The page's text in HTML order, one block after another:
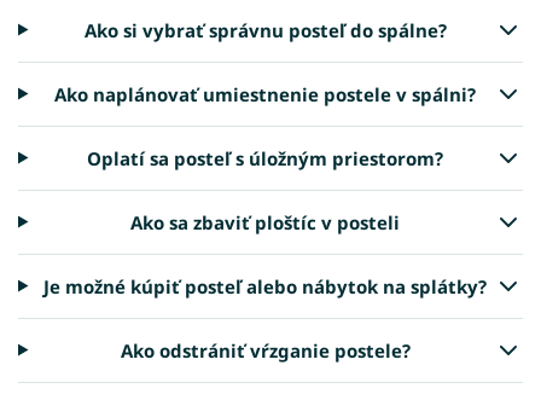
Ako si vybrať správnu posteľ do spálne?
Ako naplánovať umiestnenie postele v spálni?
Oplatí sa posteľ s úložným priestorom?
Ako sa zbaviť ploštíc v posteli
Je možné kúpiť posteľ alebo nábytok na splátky?
Ako odstrániť vŕzganie postele?